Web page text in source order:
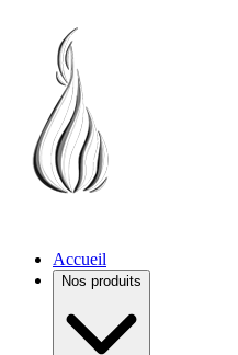
Accueil
Nos produits